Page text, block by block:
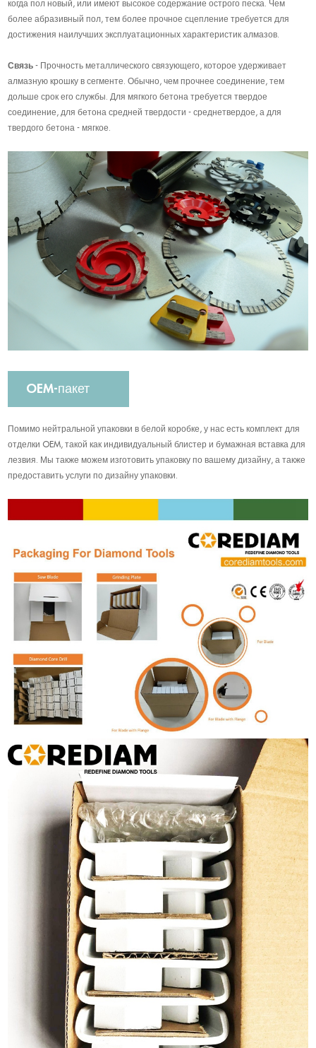
когда пол новый, или имеют высокое содержание острого песка. Чем
более абразивный пол, тем более прочное сцепление требуется для
достижения наилучших эксплуатационных характеристик алмазов.
Связь - Прочность металлического связующего, которое удерживает
алмазную крошку в сегменте. Обычно, чем прочнее соединение, тем
дольше срок его службы. Для мягкого бетона требуется твердое
соединение, для бетона средней твердости - среднетвердое, а для
твердого бетона - мягкое.
OEM-пакет
Помимо нейтральной упаковки в белой коробке, у нас есть комплект для
отделки OEM, такой как индивидуальный блистер и бумажная вставка для
лезвия. Мы также можем изготовить упаковку по вашему дизайну, а также
предоставить услуги по дизайну упаковки.